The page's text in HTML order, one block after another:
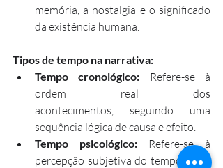
memória, a nostalgia e o significado
da existência humana.
Tipos de tempo na narrativa:
Tempo cronológico: Refere-se à
ordem real dos
acontecimentos, seguindo uma
sequência lógica de causa e efeito.
Tempo psicológico: Refere-se à
percepção subjetiva do tempo pelos